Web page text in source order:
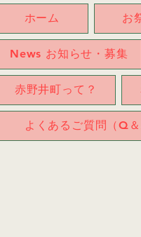
ホーム お
News お知らせ・募集
赤野井町って？
よくあるご質問（Q